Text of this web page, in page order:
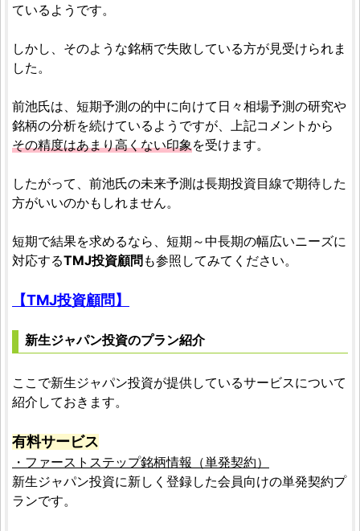
ているようです。
しかし、そのような銘柄で失敗している方が見受けられま
した。
前池氏は、短期予測の的中に向けて日々相場予測の研究や
銘柄の分析を続けているようですが、上記コメントから
その精度はあまり高くない印象を受けます。
したがって、前池氏の未来予測は長期投資目線で期待した
方がいいのかもしれません。
短期で結果を求めるなら、短期～中長期の幅広いニーズに
対応するTMJ投資顧問も参照してみてください。
【TMJ投資顧問】
新生ジャパン投資のプラン紹介
ここで新生ジャパン投資が提供しているサービスについて
紹介しておきます。
有料サービス
・ファーストステップ銘柄情報（単発契約）
新生ジャパン投資に新しく登録した会員向けの単発契約プ
ランです。